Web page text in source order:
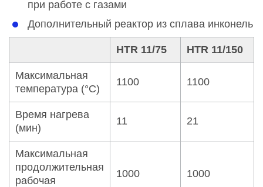
при работе с газами
Дополнительный реактор из сплава инконель
HTR 11/75 HTR 11/150
Максимальная
температура (°C)
1100 1100
Время нагрева
(мин)
11 21
Максимальная
продолжительная
рабочая
1000 1000